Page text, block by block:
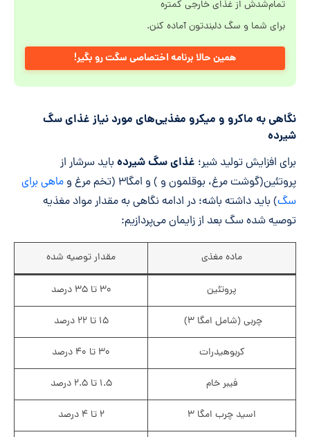
تمام‌شدش از غذای خارجی کمتره
برای شما و سگ دلبندتون آماده کنن.
همین حالا برنامه اختصاصی سگت رو بگیر!
نگاهی به ماکرو و میکرو مغذیی‌های مورد نیاز غذای سگ
شیرده
برای افزایش تولید شیر؛ غذای سگ شیرده باید سرشار از
پروتئین(گوشت مرغ، بوقلمون و ) و امگا۳ (تخم مرغ و
ماهی برای
سگ) باید داشته باشه؛ در ادامه نگاهی به مقدار مواد مغذیه
توصیه شده سگ بعد از زایمان می‌پردازیم:
ماده مغذی مقدار توصیه شده
پروتئین ۳۰ تا ۳۵ درصد
چربی (شامل امگا ۳) ۱۵ تا ۲۲ درصد
کربوهیدرات ۳۰ تا ۴۰ درصد
فیبر خام ۱.۵ تا ۲.۵ درصد
اسید چرب امگا ۳ ۲ تا ۴ درصد